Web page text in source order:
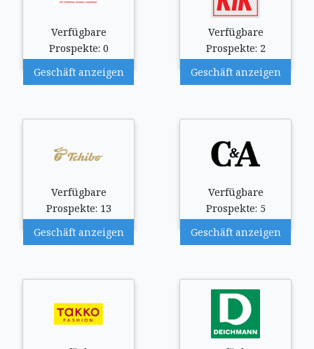
Verfügbare
Prospekte: 0
Geschäft anzeigen
Verfügbare
Prospekte: 2
Geschäft anzeigen
Verfügbare
Prospekte: 13
Geschäft anzeigen
Verfügbare
Prospekte: 5
Geschäft anzeigen